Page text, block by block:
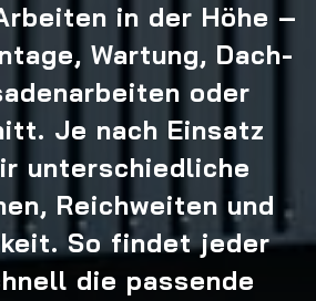
in der Höhe –
Wartung, Dach-
oder
Je nach Einsatz
unterschiedliche
Reichweiten und
So findet jeder
die passende